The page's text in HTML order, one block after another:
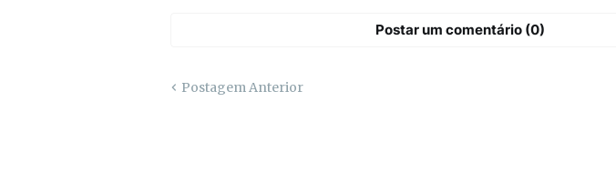
Postar um comentário (0)
Postagem Anterior